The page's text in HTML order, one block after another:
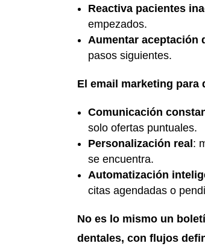
Reactiva pacientes
empezados.
Aumentar aceptación
pasos siguientes.
El email marketing para
Comunicación
solo ofertas puntuales.
Personalización real :
se encuentra.
Automatización
citas agendadas o
No es lo mismo un
dentales, con flujos